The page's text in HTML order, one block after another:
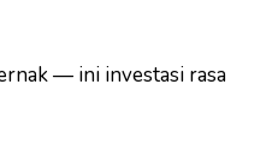
— ini investasi rasa